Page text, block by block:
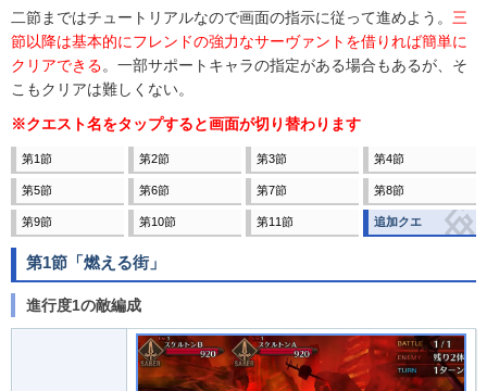
二節まではチュートリアルなので画面の指示に従って進めよう。 三
節以降は基本的にフレンドの強力なサーヴァントを借りれば簡単に
クリアできる。一部サポートキャラの指定がある場合もあるが、そ
こもクリアは難しくない。
※クエスト名をタップすると画面が切り替わります
第1節 第2節 第3節 第4節
第5節 第6節 第7節 第8節
第9節 第10節 第11節 追加クエ
第1節「燃える街」
進行度1の敵編成